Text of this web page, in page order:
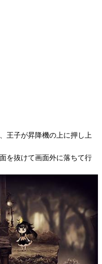
王子が昇降機の上に押し上
を抜けて画面外に落ちて行